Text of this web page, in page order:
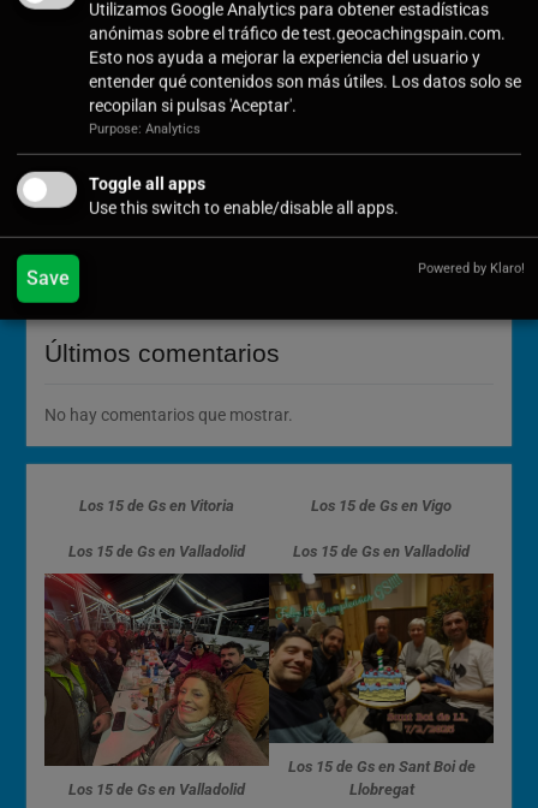
Cómo Vivir la Magia del Próximo Eclipse Solar Total del 12
de Agosto
¡Ya está aquí la nueva colección de Tesoros: Bingo 2026!
Descubre la belleza de Isla (Cantabria) a través de sus
tesoros: Un recorrido inolvidable entre marismas y
acantilados
Cuando la Sombra se Adelanta: El Eclipse de Atapuerca y
Tradición y Geocaching en Tolbaños de Arriba
Últimos comentarios
No hay comentarios que mostrar.
Los 15 de Gs en Vitoria Los 15 de Gs en Vigo
Los 15 de Gs en Valladolid Los 15 de Gs en Valladolid
Los 15 de Gs en Valladolid
Los 15 de Gs en Sant Boi de
Llobregat
Utilizamos Google Analytics para obtener estadísticas
anónimas sobre el tráfico de test.geocachingspain.com.
Esto nos ayuda a mejorar la experiencia del usuario y
entender qué contenidos son más útiles. Los datos solo se
recopilan si pulsas 'Aceptar'.
Purpose: Analytics
Toggle all apps
Use this switch to enable/disable all apps.
Save Powered by Klaro!